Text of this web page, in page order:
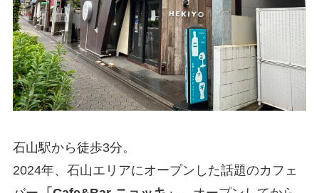
石山駅から徒歩3分。
2024年、石山エリアにオープンした話題のカフェ